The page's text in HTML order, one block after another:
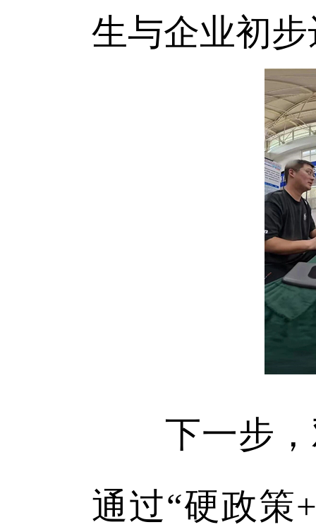
生与企业初
下一步，
通过“硬政策